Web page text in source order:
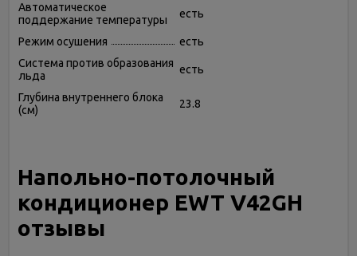
Автоматическое
поддержание температуры
есть
Режим осушения
есть
Система против образования
льда
есть
Глубина внутреннего блока
(см)
23.8
Напольно-потолочный
кондиционер EWT V42GH
отзывы